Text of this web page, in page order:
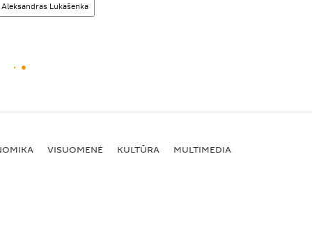
Aleksandras Lukašenka
VISUOMENĖ KULTŪRA MULTIMEDIA